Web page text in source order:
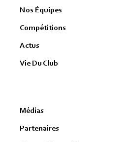
Nos Équipes
Compétitions
Actus
Vie Du Club
Médias
Partenaires